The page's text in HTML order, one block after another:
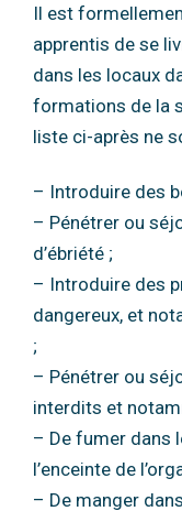
Il est
apprentis de se
dans les locaux
formations de la
liste ci-après ne
– Introduire des
– Pénétrer ou
d’ébriété ;
– Introduire des
dangereux, et
;
– Pénétrer ou
interdits et
– De fumer dans
l’enceinte de
– De manger